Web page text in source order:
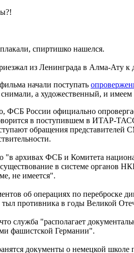
спиртишко нашелся.
из Ленинграда в Алма-Ату к
начали поступать
а художественный, и
ФСБ России официально
в поступившем в ИТАР-
обращения представителей
архивах ФСБ и Комитета
в системе органов
не имеется".
об операциях по переброске
тыл противника в годы Великой
служба "располагает
фашистской Германии".
документы о немецкой школе